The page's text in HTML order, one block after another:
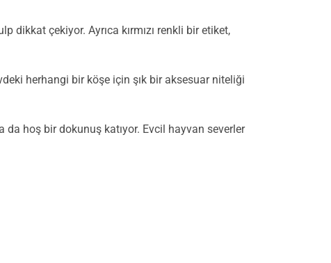
dikkat çekiyor. Ayrıca kırmızı renkli bir etiket,
herhangi bir köşe için şık bir aksesuar niteliği
hoş bir dokunuş katıyor. Evcil hayvan severler